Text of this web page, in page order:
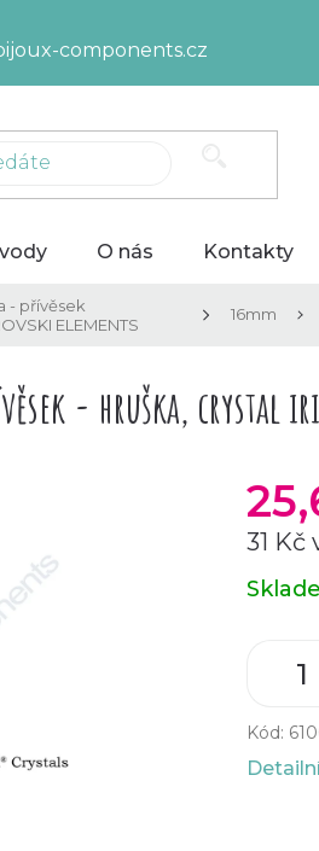
components.cz
O nás Kontakty
- přívěsek
ELEMENTS
16mm
přívěsek - hruška,
31 Kč
Měrná
cena:
Kód: